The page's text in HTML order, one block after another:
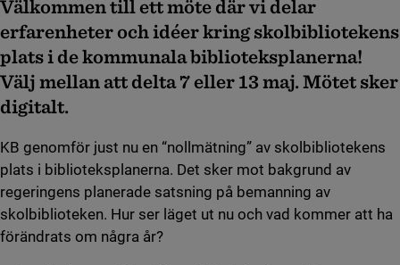
Välkommen till ett möte där vi delar
erfarenheter och idéer kring skolbibliotekens
plats i de kommunala biblioteksplanerna!
Välj mellan att delta 7 eller 13 maj. Mötet sker
digitalt.
KB genomför just nu en “nollmätning” av skolbibliotekens
plats i biblioteksplanerna. Det sker mot bakgrund av
regeringens planerade satsning på bemanning av
skolbiblioteken. Hur ser läget ut nu och vad kommer att ha
förändrats om några år?